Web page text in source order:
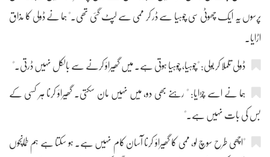
پرسوں یہ ایک چھوٹی سی چوہیا سے ڈر کر ممی سے لپٹ گئی تھی۔" ہما نے ڈولی کا مذاق
اڑایا۔
ڈولی تلملا کر بولی: "چوہیا، چوہیا ہوتی ہے۔ میں گھیراؤ کرنے سے بالکل نہیں ڈرتی۔"
ہما نے اسے چڑایا: " رہنے بھی دو، میں نہیں مان سکتی۔ گھیراؤ کرنا ہر کسی کے
بس کی بات نہیں ہے۔"
"اچھی طرح سوچ لو، ممی کا گھیراؤ کرنا آسان کام نہیں ہے۔ ہو سکتا ہے ہم طمانچوں